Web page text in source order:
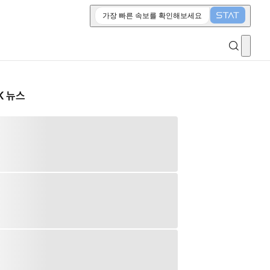
가장 빠른 속보를 확인해보세요
뉴스